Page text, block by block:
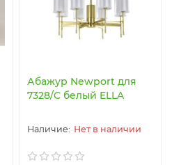
Абажур Newport для
7328/C белый ELLA
Нет в наличии